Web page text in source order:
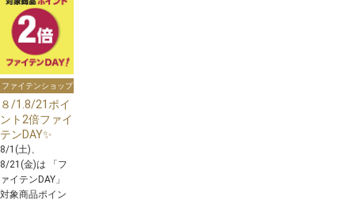
ファイテンショップ
８/1.8/21ポイ
ント2倍ファイ
テンDAY✨
8/1(土)、
8/21(金)は 「フ
ァイテンDAY」
対象商品ポイン